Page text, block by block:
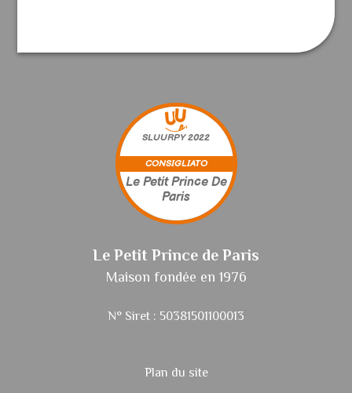
SLUURPY2022
CONSIGLIATO
Le Petit Prince De
Paris
Le Petit Prince de Paris
Maison fondée en 1976
N° Siret : 50381501100013
Plan du site